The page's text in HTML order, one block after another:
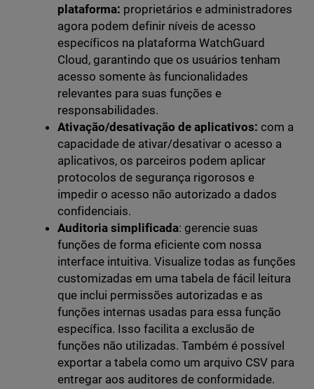
plataforma: proprietários e administradores
agora podem definir níveis de acesso
específicos na plataforma WatchGuard
Cloud, garantindo que os usuários tenham
acesso somente às funcionalidades
relevantes para suas funções e
responsabilidades.
Ativação/desativação de aplicativos: com a
capacidade de ativar/desativar o acesso a
aplicativos, os parceiros podem aplicar
protocolos de segurança rigorosos e
impedir o acesso não autorizado a dados
confidenciais.
Auditoria simplificada: gerencie suas
funções de forma eficiente com nossa
interface intuitiva. Visualize todas as funções
customizadas em uma tabela de fácil leitura
que inclui permissões autorizadas e as
funções internas usadas para essa função
específica. Isso facilita a exclusão de
funções não utilizadas. Também é possível
exportar a tabela como um arquivo CSV para
entregar aos auditores de conformidade.